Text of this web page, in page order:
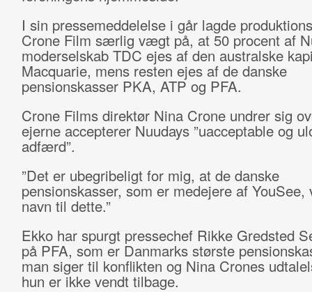
I sin pressemeddelelse i går lagde
Crone Film særlig vægt på, at 50 procent af
moderselskab TDC ejes af den australske
Macquarie, mens resten ejes af de danske
pensionskasser PKA, ATP og PFA.
Crone Films direktør Nina Crone undrer sig
ejerne accepterer Nuudays ”uacceptable og
adfærd”.
”Det er ubegribeligt for mig, at de danske
pensionskasser, som er medejere af
navn til dette.”
Ekko har spurgt pressechef Rikke Gredsted
på PFA, som er Danmarks største
man siger til konflikten og Nina Crones
hun er ikke vendt tilbage.